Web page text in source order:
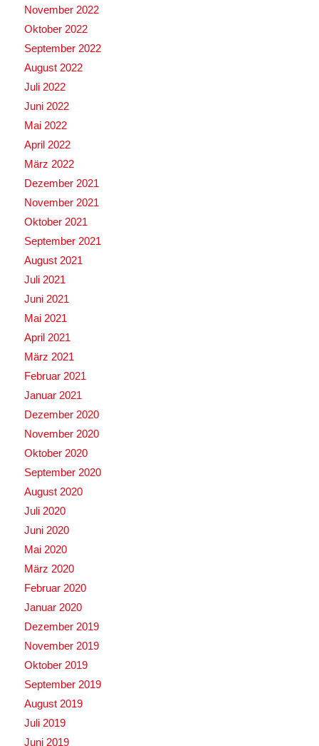
November 2022
Oktober 2022
September 2022
August 2022
Juli 2022
Juni 2022
Mai 2022
April 2022
März 2022
Dezember 2021
November 2021
Oktober 2021
September 2021
August 2021
Juli 2021
Juni 2021
Mai 2021
April 2021
März 2021
Februar 2021
Januar 2021
Dezember 2020
November 2020
Oktober 2020
September 2020
August 2020
Juli 2020
Juni 2020
Mai 2020
März 2020
Februar 2020
Januar 2020
Dezember 2019
November 2019
Oktober 2019
September 2019
August 2019
Juli 2019
Juni 2019